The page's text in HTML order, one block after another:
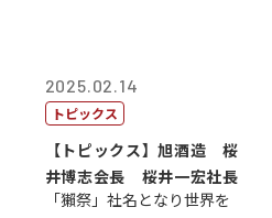
2025.02.14
トピックス
【トピックス】旭酒造 桜
井博志会長 桜井一宏社長
「獺祭」社名となり世界を